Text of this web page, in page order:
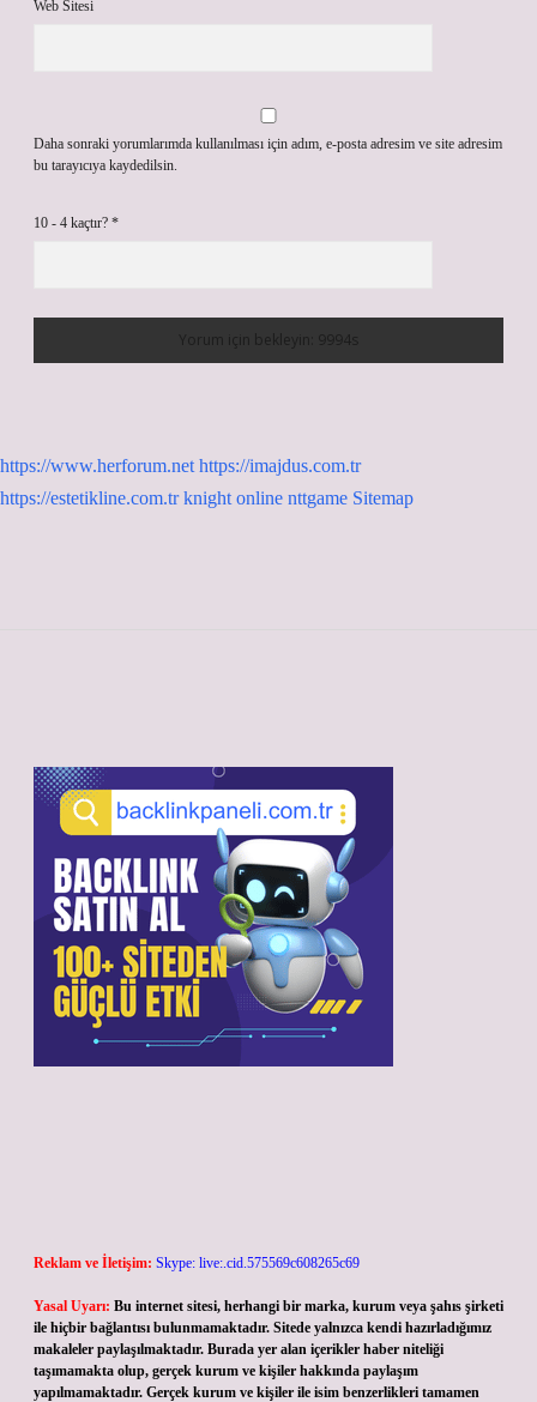
Web Sitesi
Daha sonraki yorumlarımda kullanılması için adım, e-posta adresim ve site adresim
bu tarayıcıya kaydedilsin.
10 - 4 kaçtır? *
https://www.herforum.net https://imajdus.com.tr
https://estetikline.com.tr knight online nttgame Sitemap
Reklam ve İletişim: Skype: live:.cid.575569c608265c69
Yasal Uyarı: Bu internet sitesi, herhangi bir marka, kurum veya şahıs şirketi
ile hiçbir bağlantısı bulunmamaktadır. Sitede yalnızca kendi hazırladığımız
makaleler paylaşılmaktadır. Burada yer alan içerikler haber niteliği
taşımamakta olup, gerçek kurum ve kişiler hakkında paylaşım
yapılmamaktadır. Gerçek kurum ve kişiler ile isim benzerlikleri tamamen